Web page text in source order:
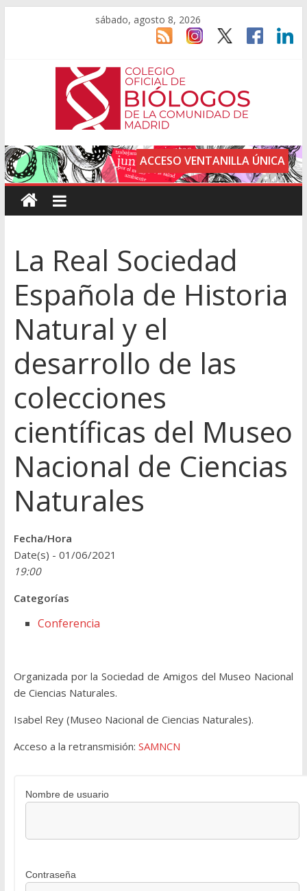
sábado, agosto 8, 2026
ACCESO VENTANILLA ÚNICA
La Real Sociedad
Española de Historia
Natural y el
desarrollo de las
colecciones
científicas del Museo
Nacional de Ciencias
Naturales
Fecha/Hora
Date(s) - 01/06/2021
19:00
Categorías
Conferencia
Organizada por la Sociedad de Amigos del Museo Nacional
de Ciencias Naturales.
Isabel Rey (Museo Nacional de Ciencias Naturales).
Acceso a la retransmisión: SAMNCN
Nombre de usuario
Contraseña